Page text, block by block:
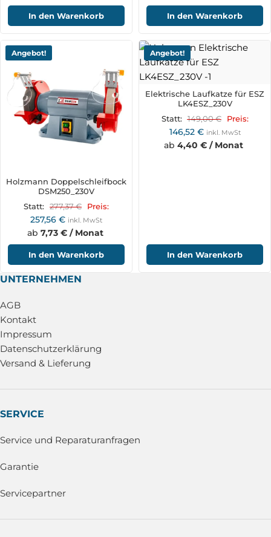
In den Warenkorb In den Warenkorb
Angebot!
Holzmann Doppelschleifbock
DSM250_230V
Statt: 277,37€ Preis:
257,56 € inkl. MwSt
ab 7,73 € / Monat
In den Warenkorb
Angebot!
Elektrische Laufkatze für ESZ
LK4ESZ_230V
Statt: 149,00€ Preis:
146,52 € inkl. MwSt
ab 4,40 € / Monat
In den Warenkorb
UNTERNEHMEN
AGB
Kontakt
Impressum
Datenschutzerklärung
Versand & Lieferung
SERVICE
Service und Reparaturanfragen
Garantie
Servicepartner